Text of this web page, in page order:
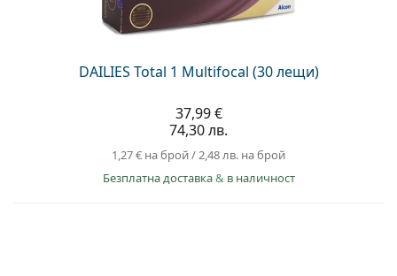
DAILIES Total 1 Multifocal (30 лещи)
37,99 €
74,30 лв.
1,27 € на брой/ 2,48 лв. на брой
Безплатна доставка& в наличност